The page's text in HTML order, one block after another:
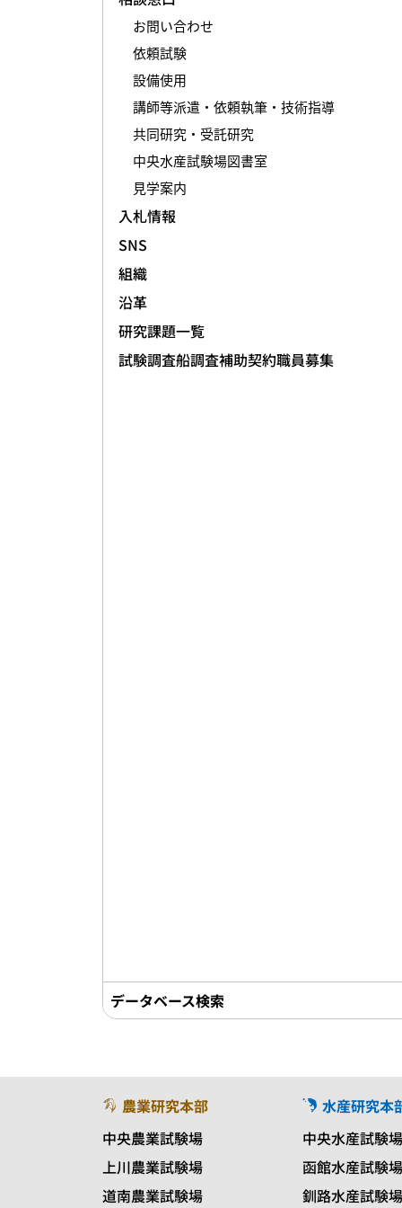
お問い合わせ
依頼試験
設備使用
講師等派遣・依頼執筆・技術指導
共同研究・受託研究
中央水産試験場図書室
見学案内
入札情報
SNS
組織
沿革
研究課題一覧
試験調査船調査補助契約職員募集
データベース検索
農業研究本部
中央農業試験場
上川農業試験場
道南農業試験場
水産研究本
中央水産試験
函館水産試験
釧路水産試験